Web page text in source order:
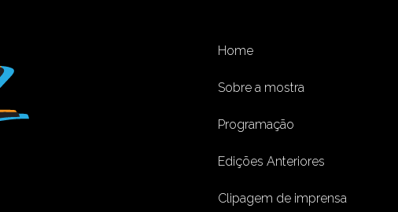
Home
Sobre a mostra
Programação
Edições Anteriores
Clipagem de imprensa